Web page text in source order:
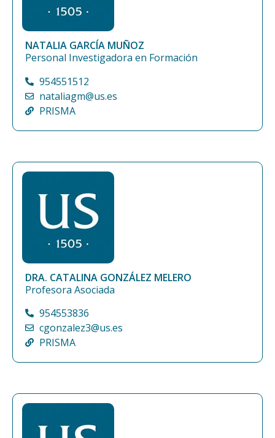
NATALIA GARCÍA MUÑOZ
Personal Investigadora en Formación
954551512
nataliagm@us.es
PRISMA
DRA. CATALINA GONZÁLEZ MELERO
Profesora Asociada
954553836
cgonzalez3@us.es
PRISMA